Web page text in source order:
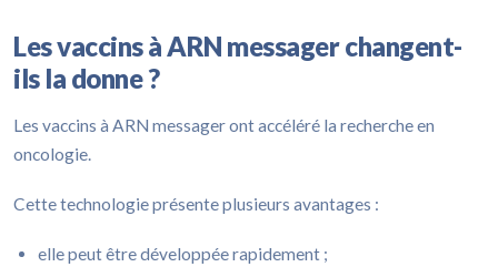
Les vaccins à ARN messager changent-
ils la donne ?
Les vaccins à ARN messager ont accéléré la recherche en
oncologie.
Cette technologie présente plusieurs avantages :
elle peut être développée rapidement ;